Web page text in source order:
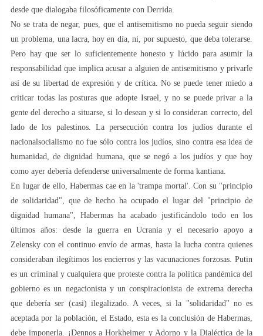
desde que dialogaba filosóficamente con Derrida.
No se trata de negar, pues, que el antisemitismo no pueda seguir siendo
un problema, una lacra, hoy en día, ni, por supuesto, que deba tolerarse.
Pero hay que ser lo suficientemente honesto y lúcido para asumir la
responsabilidad que implica acusar a alguien de antisemitismo y privarle
así de su libertad de expresión y de crítica. No se puede tener miedo a
criticar todas las posturas que adopte Israel, y no se puede privar a la
gente del derecho a situarse, si lo desean y si lo consideran correcto, del
lado de los palestinos. La persecución contra los judíos durante el
nacionalsocialismo no fue sólo contra los judíos, sino contra esa idea de
humanidad, de dignidad humana, que se negó a los judíos y que hoy
como ayer debería defenderse universalmente de forma kantiana.
En lugar de ello, Habermas cae en la 'trampa mortal'. Con su "principio
de solidaridad", que de hecho ha ocupado el lugar del "principio de
dignidad humana", Habermas ha acabado justificándolo todo en los
últimos años: desde la guerra en Ucrania y el necesario apoyo a
Zelensky con el continuo envío de armas, hasta la lucha contra quienes
consideraban ilegítimos los encierros y las vacunaciones forzosas. Putin
es un criminal y cualquiera que proteste contra la política pandémica del
gobierno es un negacionista y un conspiracionista de extrema derecha
que debería ser (casi) ilegalizado. A veces, si la "solidaridad" no es
aceptada por la población, el Estado, esta es la conclusión de Habermas,
debe imponerla. ¡Dennos a Horkheimer y Adorno y la Dialéctica de la